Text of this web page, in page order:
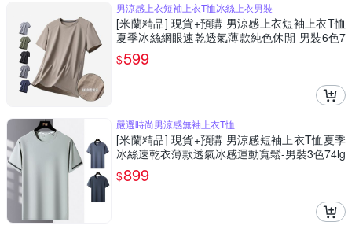
男涼感上衣短袖上衣T恤冰絲上衣男裝
[米蘭精品] 現貨+預購 男涼感上衣短袖上衣T恤
夏季冰絲網眼速乾透氣薄款純色休閒-男裝6色7
4lg4
$599
嚴選時尚男涼感無袖上衣T恤
[米蘭精品] 現貨+預購 男涼感短袖上衣T恤夏季
冰絲速乾衣薄款透氣冰感運動寬鬆-男裝3色74lg
24
$899